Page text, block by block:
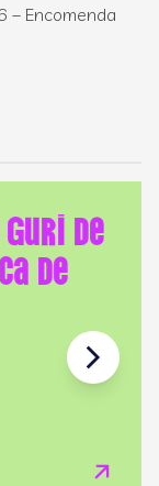
– Encomenda
de
de